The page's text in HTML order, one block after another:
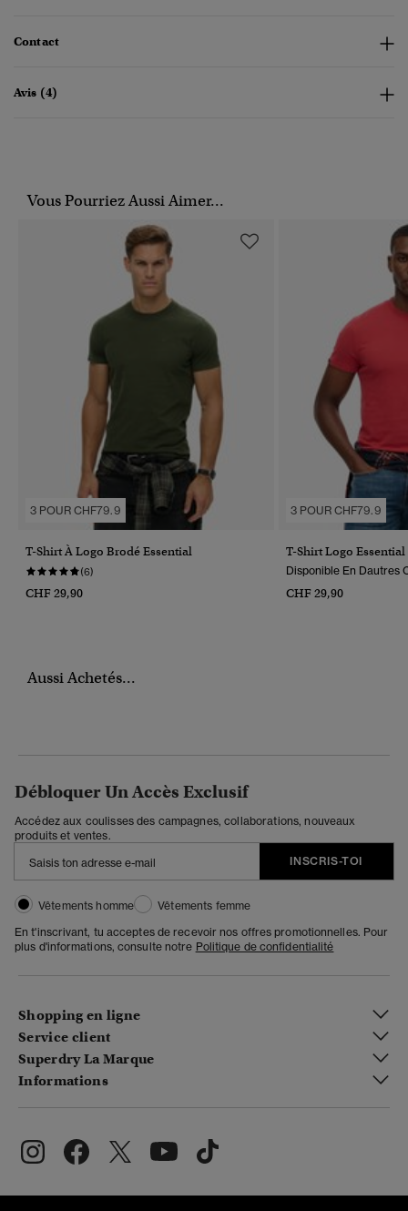
Contact
Avis (4)
Vous Pourriez Aussi Aimer...
3 POUR CHF79.9
T-Shirt À Logo Brodé Essential
(6)
CHF 29,90
3 POUR CHF79.9
T-Shirt Logo
Disponible En Dautres
CHF 29,90
Aussi Achetés...
Débloquer Un Accès Exclusif
Accédez aux coulisses des campagnes, collaborations, nouveaux
produits et ventes.
INSCRIS-TOI
Vêtements homme
Vêtements femme
En t'inscrivant, tu acceptes de recevoir nos offres promotionnelles. Pour
plus d'informations, consulte notre Politique de confidentialité
Shopping en ligne
Service client
Superdry La Marque
Informations